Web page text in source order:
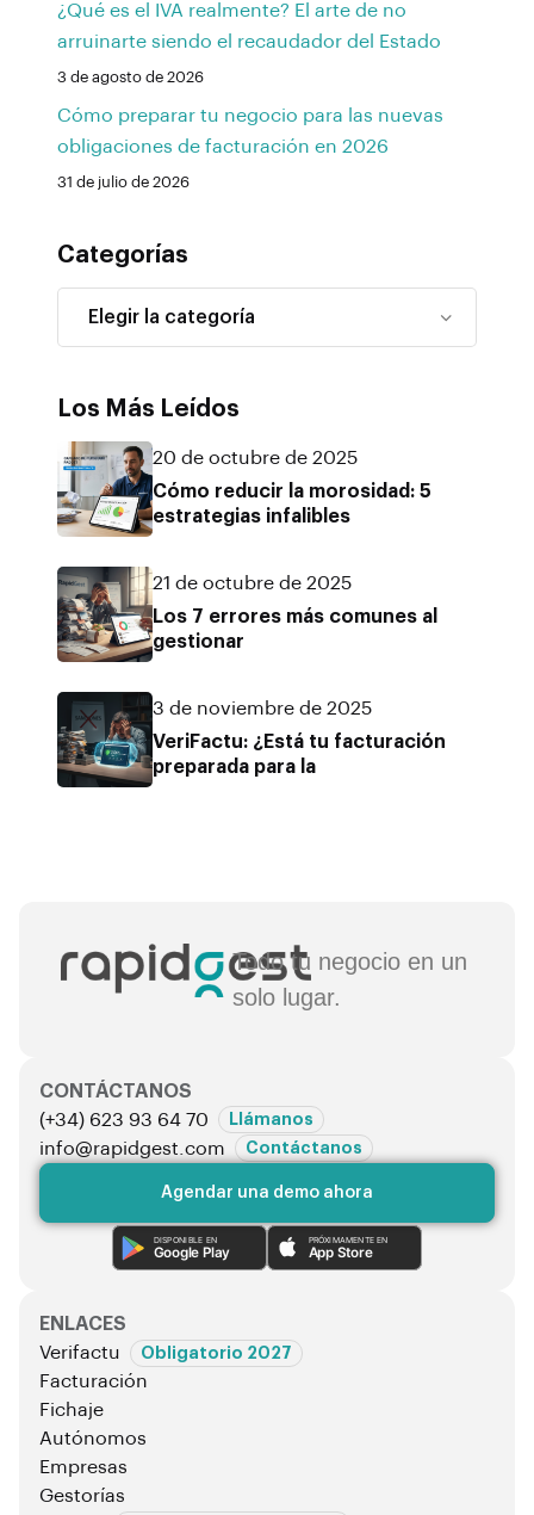
¿Qué es el IVA realmente? El arte de no
arruinarte siendo el recaudador del Estado
3 de agosto de 2026
Cómo preparar tu negocio para las nuevas
obligaciones de facturación en 2026
31 de julio de 2026
Categorías
Los Más Leídos
20 de octubre de 2025
Cómo reducir la morosidad: 5
estrategias infalibles
21 de octubre de 2025
Los 7 errores más comunes al
gestionar
3 de noviembre de 2025
VeriFactu: ¿Está tu facturación
preparada para la
Todo tu negocio en un
solo lugar.
CONTÁCTANOS
(+34) 623 93 64 70
Llámanos
info@rapidgest.com Contáctanos
Agendar una demo ahora
DISPONIBLE EN
Google Play
PRÓXIMAMENTE EN
App Store
ENLACES
Verifactu
Obligatorio 2027
Facturación
Fichaje
Autónomos
Empresas
Gestorías